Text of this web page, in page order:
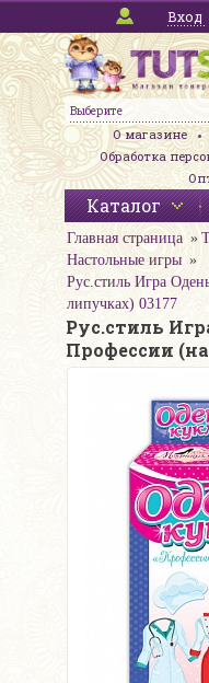
Вход
Выберите
О магазине
Обработка
Каталог
Главная страница
Настольные игры
Рус.стиль Игра
липучках) 03177
Рус.стиль
Профессии